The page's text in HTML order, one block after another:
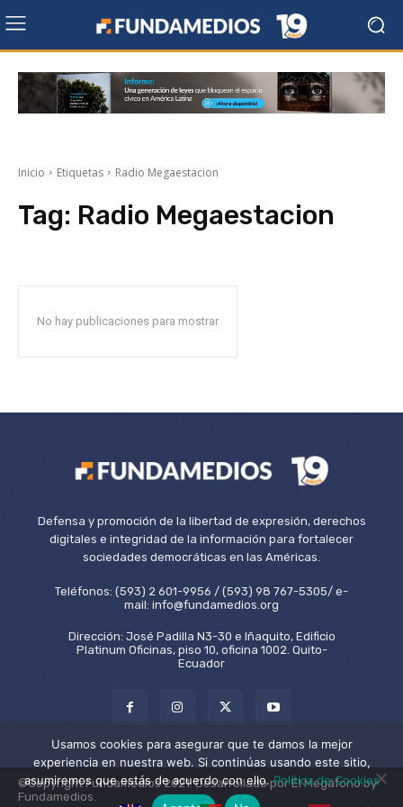
Inicio Etiquetas Radio Megaestacion
Tag: Radio Megaestacion
No hay publicaciones para mostrar
Defensa y promoción de la libertad de expresión, derechos
digitales e integridad de la información para fortalecer
sociedades democráticas en las Américas.
Teléfonos: (593) 2 601-9956 / (593) 98 767-5305/ e-
mail: info@fundamedios.org
Dirección: José Padilla N3-30 e Iñaquito, Edificio
Platinum Oficinas, piso 10, oficina 1002. Quito-
Ecuador
©Copyright Fundamedios 2021. Desarrollado por El Megáfono by
Fundamedios.
Usamos cookies para asegurar que te damos la mejor
experiencia en nuestra web. Si continúas usando este sitio,
asumiremos que estás de acuerdo con ello.Política de Cookies